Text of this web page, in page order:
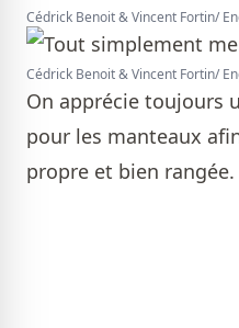
Cédrick Benoit & Vincent Fortin/
Cédrick Benoit & Vincent Fortin/
On apprécie toujours
pour les manteaux
propre et bien rangée.